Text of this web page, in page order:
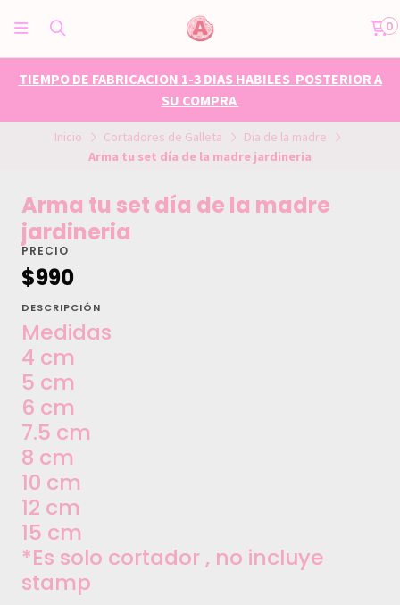
0
TIEMPO DE FABRICACION 1-3 DIAS HABILES POSTERIOR A
SU COMPRA
Inicio Cortadores de Galleta
Dia de la madre
Arma tu set día de la madre jardineria
Arma tu set día de la madre
jardineria
PRECIO
$990
DESCRIPCIÓN
Medidas
4 cm
5 cm
6 cm
7.5 cm
8 cm
10 cm
12 cm
15 cm
*Es solo cortador , no incluye
stamp